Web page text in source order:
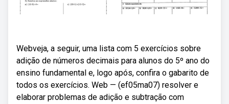
Webveja, a seguir, uma lista com 5 exercícios sobre
adição de números decimais para alunos do 5º ano do
ensino fundamental e, logo após, confira o gabarito de
todos os exercícios. Web — (ef05ma07) resolver e
elaborar problemas de adição e subtração com